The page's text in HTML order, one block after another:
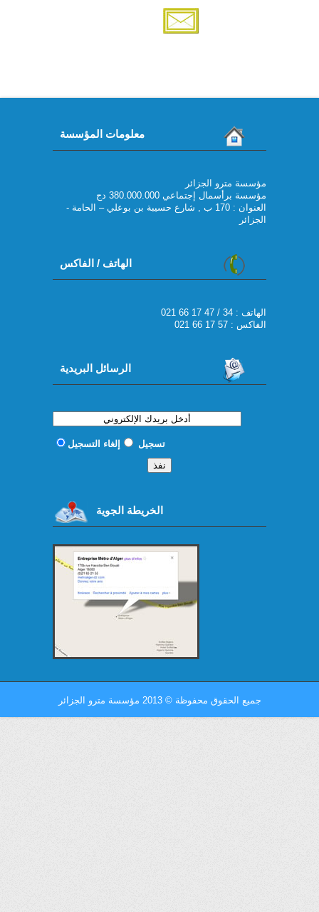
معلومات المؤسسة
مؤسسة مترو الجزائر
مؤسسة برأسمال إجتماعي 380.000.000 دج
العنوان : 170 ب , شارع حسيبة بن بوعلي – الحامة -
الجزائر
الهاتف / الفاكس
021 66 17 47 / 34 : الهاتف
الفاكس : 57 17 66 021
الرسائل البريدية
تسجيل إلغاء التسجيل
الخريطة الجوية
جميع الحقوق محفوظة© 2013 مؤسسة مترو الجزائر